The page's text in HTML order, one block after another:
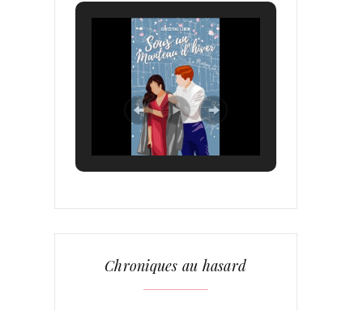
Chroniques au hasard